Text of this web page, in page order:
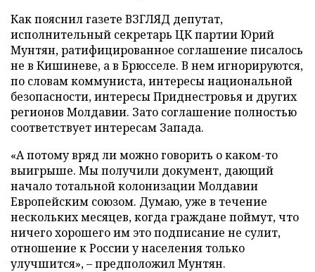
Как пояснил газете ВЗГЛЯД депутат,
исполнительный секретарь ЦК партии Юрий
Мунтян, ратифицированное соглашение писалось
не в Кишиневе, а в Брюсселе. В нем игнорируются,
по словам коммуниста, интересы национальной
безопасности, интересы Приднестровья и других
регионов Молдавии. Зато соглашение полностью
соответствует интересам Запада.
«А потому вряд ли можно говорить о каком-то
выигрыше. Мы получили документ, дающий
начало тотальной колонизации Молдавии
Европейским союзом. Думаю, уже в течение
нескольких месяцев, когда граждане поймут, что
ничего хорошего им это подписание не сулит,
отношение к России у населения только
улучшится», – предположил Мунтян.